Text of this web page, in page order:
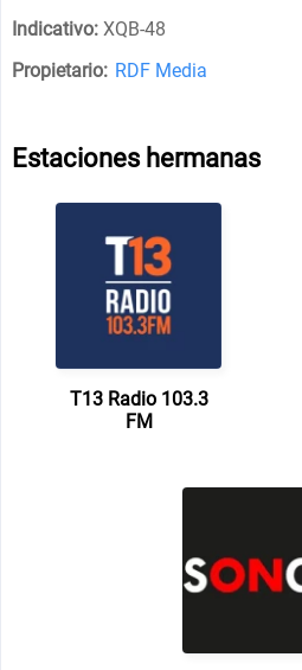
Indicativo: XQB-48
Propietario: RDF Media
Estaciones hermanas
T13 Radio 103.3
FM